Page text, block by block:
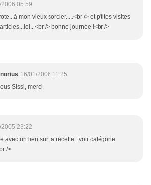
2006 05:59
mon vieux sorcier.....<br /> et p'tites visites
/> bonne journée !<br />
16/01/2006 11:25
Sissi, merci
2005 23:22
avec un lien sur la recette...voir catégorie
/>